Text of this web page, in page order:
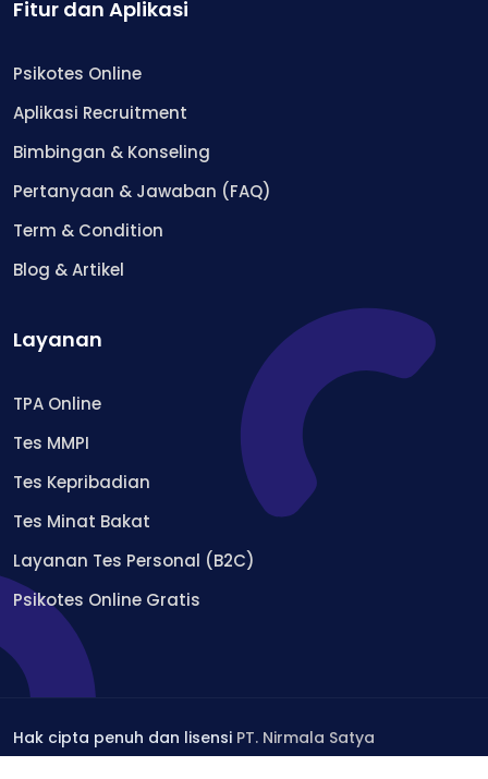
Fitur dan Aplikasi
Psikotes Online
Aplikasi Recruitment
Bimbingan & Konseling
Pertanyaan & Jawaban (FAQ)
Term & Condition
Blog & Artikel
Layanan
TPA Online
Tes MMPI
Tes Kepribadian
Tes Minat Bakat
Layanan Tes Personal (B2C)
Psikotes Online Gratis
Hak cipta penuh dan lisensi PT. Nirmala Satya
Development